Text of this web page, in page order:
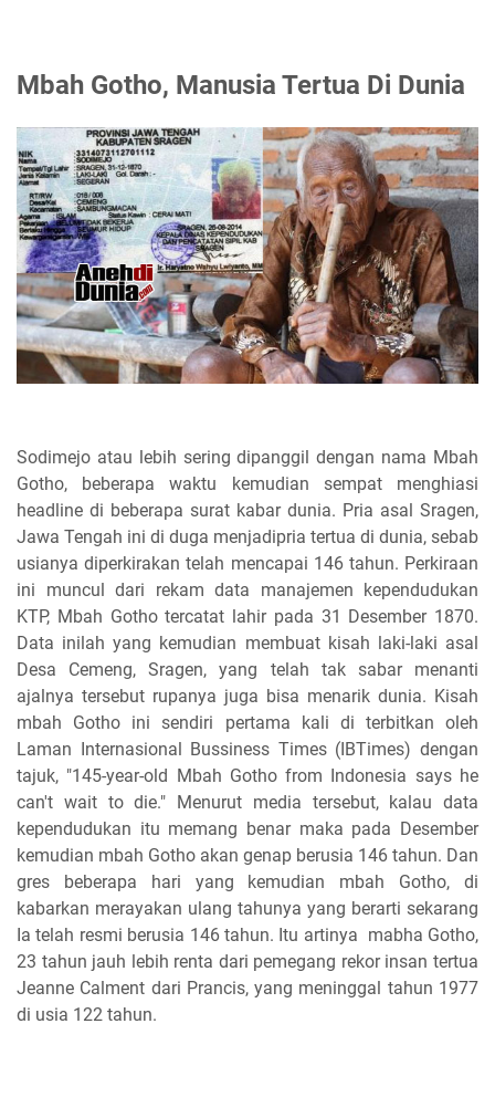
Mbah Gotho, Manusia Tertua Di Dunia
Sodimejo atau lebih sering dipanggil dengan nama Mbah
Gotho, beberapa waktu kemudian sempat menghiasi
headline di beberapa surat kabar dunia. Pria asal Sragen,
Jawa Tengah ini di duga menjadipria tertua di dunia, sebab
usianya diperkirakan telah mencapai 146 tahun. Perkiraan
ini muncul dari rekam data manajemen kependudukan
KTP, Mbah Gotho tercatat lahir pada 31 Desember 1870.
Data inilah yang kemudian membuat kisah laki-laki asal
Desa Cemeng, Sragen, yang telah tak sabar menanti
ajalnya tersebut rupanya juga bisa menarik dunia. Kisah
mbah Gotho ini sendiri pertama kali di terbitkan oleh
Laman Internasional Bussiness Times (IBTimes) dengan
tajuk, "145-year-old Mbah Gotho from Indonesia says he
can't wait to die." Menurut media tersebut, kalau data
kependudukan itu memang benar maka pada Desember
kemudian mbah Gotho akan genap berusia 146 tahun. Dan
gres beberapa hari yang kemudian mbah Gotho, di
kabarkan merayakan ulang tahunya yang berarti sekarang
Ia telah resmi berusia 146 tahun. Itu artinya mabha Gotho,
23 tahun jauh lebih renta dari pemegang rekor insan tertua
Jeanne Calment dari Prancis, yang meninggal tahun 1977
di usia 122 tahun.